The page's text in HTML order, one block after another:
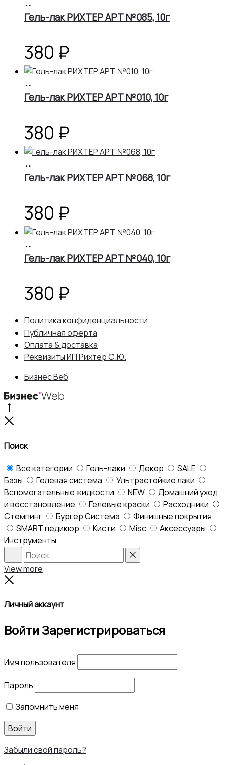
корзину
Гель-лак РИХТЕР АРТ №085, 10г
380 ₽
корзину
Гель-лак РИХТЕР АРТ №010, 10г
380 ₽
корзину
Гель-лак РИХТЕР АРТ №068, 10г
380 ₽
корзину
Гель-лак РИХТЕР АРТ №040, 10г
380 ₽
Политика конфиденциальности
Публичная оферта
Оплата & доставка
Реквизиты ИП Рихтер С.Ю.
Бизнес Веб
Поиск
Все категории Гель-лаки Декор
SALE
Базы
Гелевая система
Ультрастойкие лаки
Вспомогательные жидкости
NEW
Домашний уход
и восстановление
Гелевые краски
Расходники
Стемпинг
Бургер Система
Финишные покрытия
SMART педикюр
Кисти Misc
Аксессуары
Инструменты
Search
View more
Личный аккаунт
ВойтиЗарегистрироваться
Имя пользователя
Пароль
Запомнить меня
Войти
Забыли свой пароль?